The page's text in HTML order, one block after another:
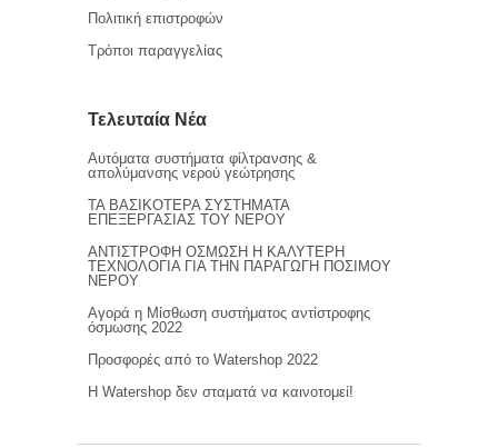
Πολιτική επιστροφών
Τρόποι παραγγελίας
Τελευταία Νέα
Αυτόματα συστήματα φίλτρανσης &
απολύμανσης νερού γεώτρησης
ΤΑ ΒΑΣΙΚΟΤΕΡΑ ΣΥΣΤΗΜΑΤΑ
ΕΠΕΞΕΡΓΑΣΙΑΣ ΤΟΥ ΝΕΡΟΥ
ΑΝΤΙΣΤΡΟΦΗ ΟΣΜΩΣΗ Η ΚΑΛΥΤΕΡΗ
ΤΕΧΝΟΛΟΓΙΑ ΓΙΑ ΤΗΝ ΠΑΡΑΓΩΓΗ ΠΟΣΙΜΟΥ
ΝΕΡΟΥ
Αγορά η Μίσθωση συστήματος αντίστροφης
όσμωσης 2022
Προσφορές από το Watershop 2022
Η Watershop δεν σταματά να καινοτομεί!